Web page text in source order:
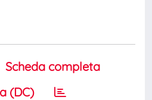
Scheda completa
(DC)